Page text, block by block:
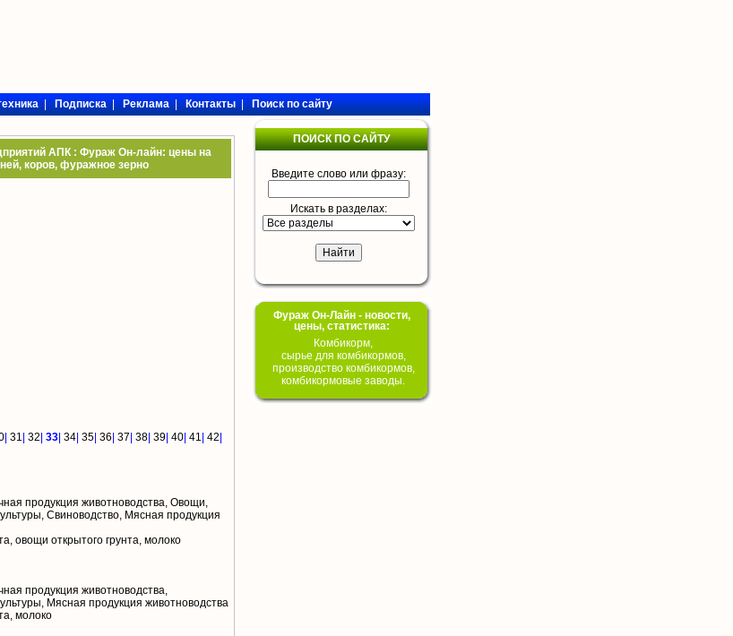
|Подписка|Реклама|Контакты|Поиск по сайту
АПК : Фураж Он-лайн: цены на
коров, фуражное зерно
31 32 33 34 35 36 37 38 39 40 41 42
продукция животноводства, Овощи,
Свиноводство, Мясная продукция
овощи открытого грунта, молоко
продукция животноводства,
Мясная продукция животноводства
молоко
ПОИСК ПО САЙТУ
Введите слово или фразу:
Искать в разделах:
Фураж Он-Лайн - новости,
цены, статистика:
Комбикорм,
сырье для комбикормов,
производство комбикормов,
комбикормовые заводы.